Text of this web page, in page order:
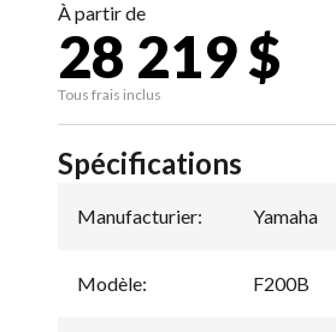
À partir de
28 219 $
Tous frais inclus
Spécifications
Manufacturier: Yamaha
Modèle: F200B